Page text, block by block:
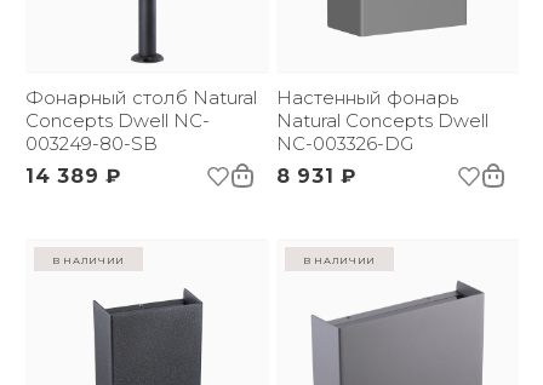
Фонарный столб Natural
Concepts Dwell NC-
003249-80-SB
14 389 ₽
Настенный фонарь
Natural Concepts Dwell
NC-003326-DG
8 931 ₽
в наличии в наличии